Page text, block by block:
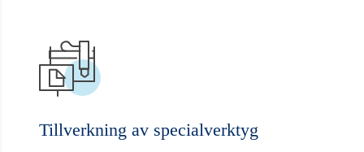
Tillverkning av specialverktyg